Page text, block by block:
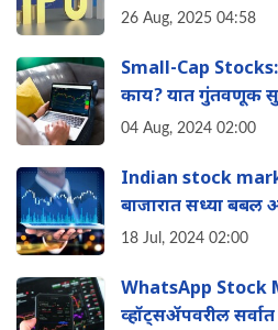
'या' 8 गोष्टी नक्की
26 Aug, 2025 04:58
Small-Cap
काय? यात गुंतवणूक
04 Aug, 2024 02:00
Indian stock
बाजारात सध्या बबल
आहे तज्ञांचे मत
18 Jul, 2024 02:00
WhatsApp Stock
व्हॉट्सॲपवरील